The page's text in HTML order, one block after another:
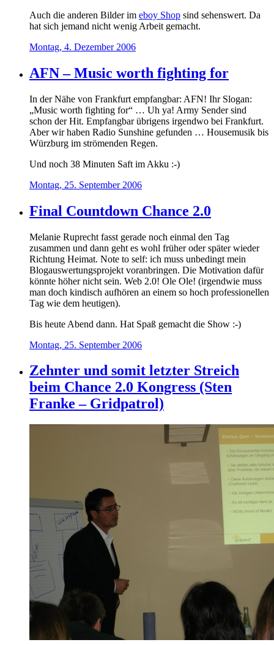
Auch die anderen Bilder im eboy Shop sind sehenswert. Da
hat sich jemand nicht wenig Arbeit gemacht.
Montag, 4. Dezember 2006
AFN – Music worth fighting for
In der Nähe von Frankfurt empfangbar: AFN! Ihr Slogan:
„Music worth fighting for“ … Uh ya! Army Sender sind
schon der Hit. Empfangbar übrigens irgendwo bei Frankfurt.
Aber wir haben Radio Sunshine gefunden … Housemusik bis
Würzburg im strömenden Regen.
Und noch 38 Minuten Saft im Akku :-)
Montag, 25. September 2006
Final Countdown Chance 2.0
Melanie Ruprecht fasst gerade noch einmal den Tag
zusammen und dann geht es wohl früher oder später wieder
Richtung Heimat. Note to self: ich muss unbedingt mein
Blogauswertungsprojekt voranbringen. Die Motivation dafür
könnte höher nicht sein. Web 2.0! Ole Ole! (irgendwie muss
man doch kindisch aufhören an einem so hoch professionellen
Tag wie dem heutigen).
Bis heute Abend dann. Hat Spaß gemacht die Show :-)
Montag, 25. September 2006
Zehnter und somit letzter Streich
beim Chance 2.0 Kongress (Sten
Franke – Gridpatrol)